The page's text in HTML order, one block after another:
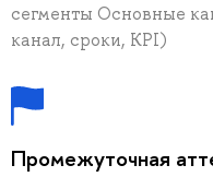
сегменты Основные
канал, сроки, KPI)
Промежуточная